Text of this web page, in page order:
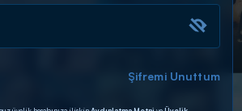
Şifremi Unuttum